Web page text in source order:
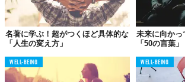
ら・彼女らを飲み込んでいく。
その結果、「どうせ自分はできない」「自分
だ」という自己認識が強くなっていく。それ
いないというのに…。
名著に学ぶ！超がつくほど具体的な
「人生の変え方」
未来に向かっ
「50の言葉」
WELL-BEING WELL-BEING